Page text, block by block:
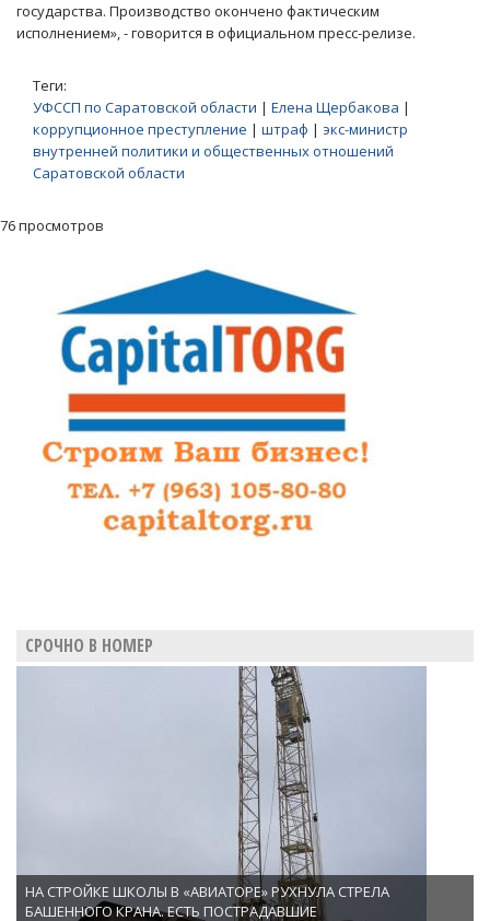
государства. Производство окончено фактическим
исполнением», - говорится в официальном пресс-релизе.
Теги:
УФССП по Саратовской области | Елена Щербакова |
коррупционное преступление | штраф | экс-министр
внутренней политики и общественных отношений
Саратовской области
76 просмотров
СРОЧНО В НОМЕР
НА СТРОЙКЕ ШКОЛЫ В «АВИАТОРЕ» РУХНУЛА СТРЕЛА
БАШЕННОГО КРАНА. ЕСТЬ ПОСТРАДАВШИЕ